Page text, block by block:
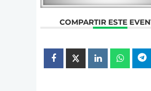
COMPARTIR ESTE